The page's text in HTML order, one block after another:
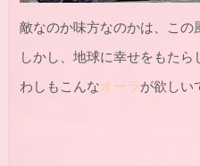
敵なのか味方なのかは、こ
しかし、地球に幸せをもたら
わしもこんなオーラ が欲しい